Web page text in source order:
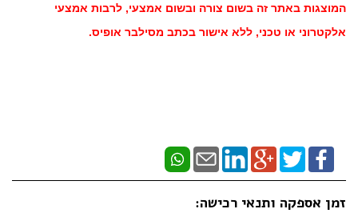
המוצגות באתר זה בשום צורה ובשום אמצעי, לרבות אמצעי
אלקטרוני או טכני, ללא אישור בכתב מסילבר אופיס.
זמן אספקה ותנאי רכישה: